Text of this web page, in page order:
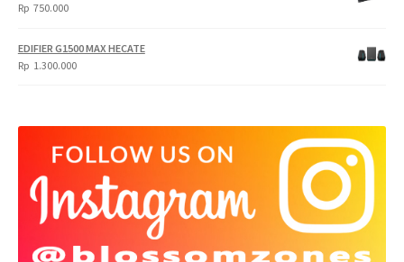
Rp 750.000
EDIFIER G1500 MAX HECATE
Rp 1.300.000